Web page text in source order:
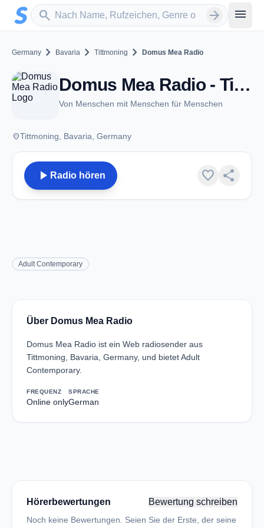
Zum Hauptinhalt springen
search
Sender suchen arrow_forward menu
Germany chevron_right Bavaria chevron_right Tittmoning chevron_right Domus Mea Radio
Domus Mea Radio - Tittmoning
Von Menschen mit Menschen für Menschen
placeTittmoning, Bavaria, Germany
play_arrow Radio hören favorite share
Adult Contemporary
Über Domus Mea Radio
Domus Mea Radio ist ein Web radiosender aus
Tittmoning, Bavaria, Germany, und bietet Adult
Contemporary.
FREQUENZ
Online only
SPRACHE
German
Hörerbewertungen Bewertung schreiben
Noch keine Bewertungen. Seien Sie der Erste, der seine